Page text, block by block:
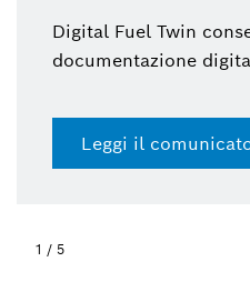
consente la
digitale
stampa
|
2 / 5